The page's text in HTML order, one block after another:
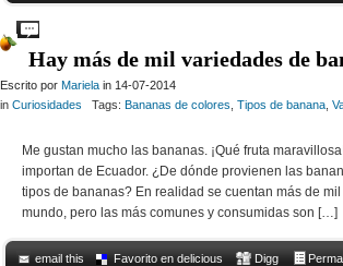
Hay más de mil variedades de
Escrito por Mariela in 14-07-2014
in Curiosidades Tags: Bananas de colores Tipos de banana
Me gustan mucho las bananas. ¡Qué fruta
importan de Ecuador. ¿De dónde provienen las
tipos de bananas? En realidad se cuentan más de
mundo, pero las más comunes y consumidas son […]
email this Favorito en delicious Digg